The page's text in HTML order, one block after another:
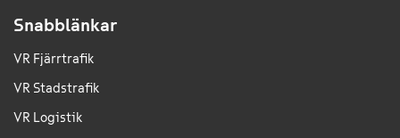
Snabblänkar
VR Fjärrtrafik
VR Stadstrafik
VR Logistik